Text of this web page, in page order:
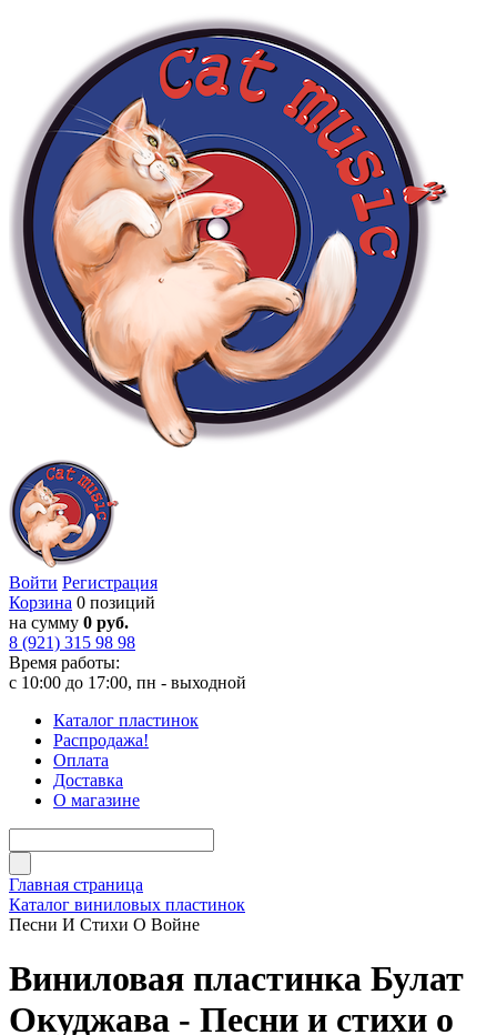
Войти Регистрация
Корзина 0 позиций
на сумму 0 руб.
8 (921) 315 98 98
Время работы:
с 10:00 до 17:00, пн - выходной
Каталог пластинок
Распродажа!
Оплата
Доставка
О магазине
Главная страница
Каталог виниловых пластинок
Песни И Стихи О Войне
Виниловая пластинка Булат
Окуджава - Песни и стихи о